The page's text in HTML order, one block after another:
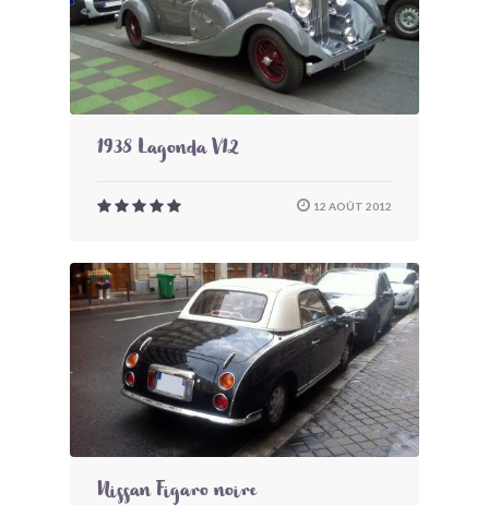
1938 Lagonda V12
12 AOÛT 2012
Nissan Figaro noire